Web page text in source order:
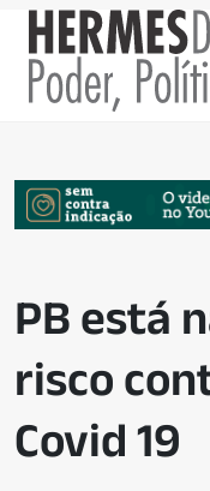
PB está
risco
Covid 19